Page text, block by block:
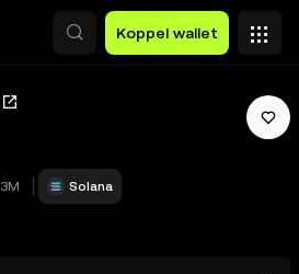
Koppel wallet
3M Solana